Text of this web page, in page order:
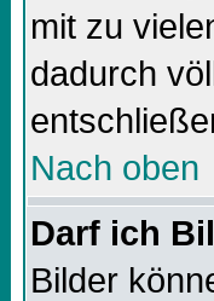
mit zu
dadurch
Nach oben
Darf ich
Bilder